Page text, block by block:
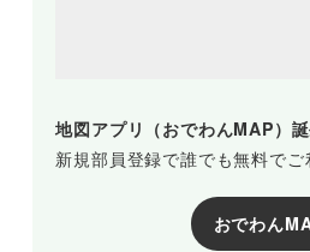
地図アプリ（おでわんMAP）
新規部員登録で誰でも無料で
おでわん